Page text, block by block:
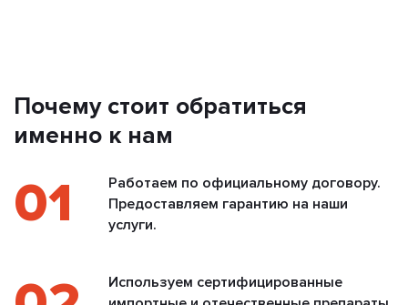
Почему стоит обратиться
именно к нам
01
Работаем по официальному договору.
Предоставляем гарантию на наши
услуги.
Используем сертифицированные